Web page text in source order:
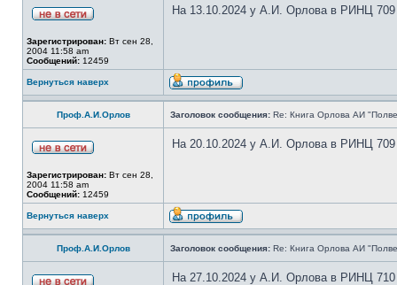
Зарегистрирован: Вт сен 28,
2004 11:58 am
Сообщений: 12459
На 13.10.2024 у А.И. Орлова в РИНЦ 709
Вернуться наверх
Проф.А.И.Орлов Заголовок сообщения: Re: Книга Орлова АИ
Зарегистрирован: Вт сен 28,
2004 11:58 am
Сообщений: 12459
На 20.10.2024 у А.И. Орлова в РИНЦ 709
Вернуться наверх
Проф.А.И.Орлов Заголовок сообщения: Re: Книга Орлова АИ
На 27.10.2024 у А.И. Орлова в РИНЦ 710